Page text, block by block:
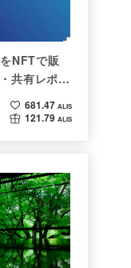
NFTで販
共有レポー
681.47 ALIS
121.79 ALIS